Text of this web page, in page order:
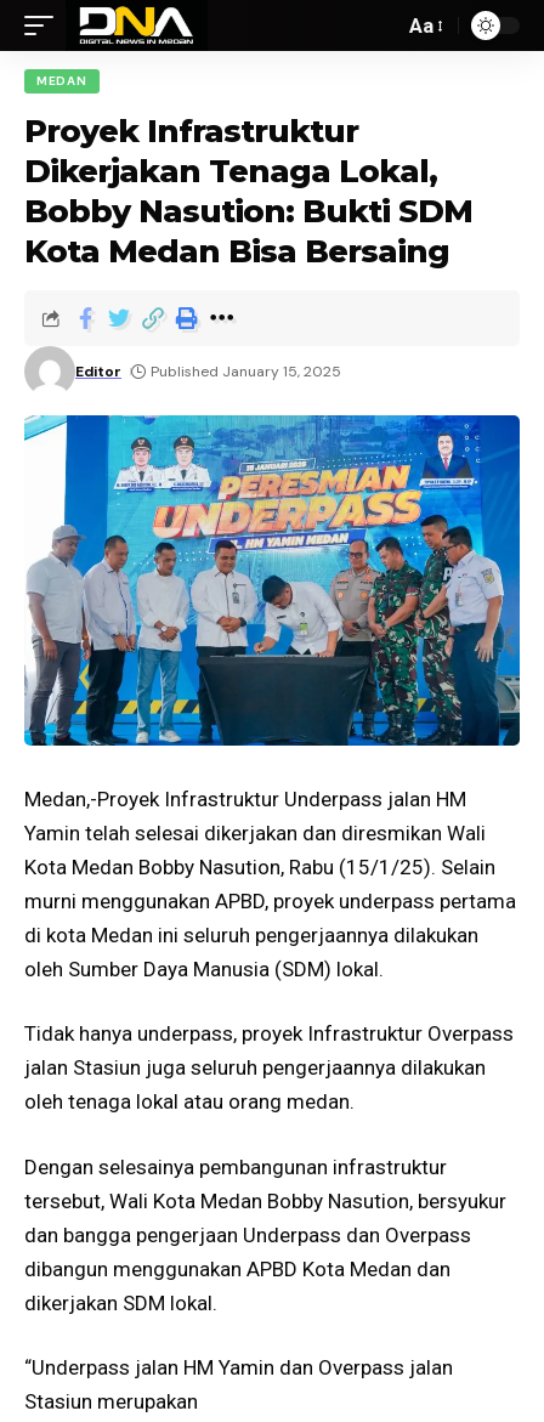
Aa
MEDAN
Proyek Infrastruktur
Dikerjakan Tenaga Lokal,
Bobby Nasution: Bukti SDM
Kota Medan Bisa Bersaing
Editor Published January 15, 2025
Medan,-Proyek Infrastruktur Underpass jalan HM
Yamin telah selesai dikerjakan dan diresmikan Wali
Kota Medan Bobby Nasution, Rabu (15/1/25). Selain
murni menggunakan APBD, proyek underpass pertama
di kota Medan ini seluruh pengerjaannya dilakukan
oleh Sumber Daya Manusia (SDM) lokal.
Tidak hanya underpass, proyek Infrastruktur Overpass
jalan Stasiun juga seluruh pengerjaannya dilakukan
oleh tenaga lokal atau orang medan.
Dengan selesainya pembangunan infrastruktur
tersebut, Wali Kota Medan Bobby Nasution, bersyukur
dan bangga pengerjaan Underpass dan Overpass
dibangun menggunakan APBD Kota Medan dan
dikerjakan SDM lokal.
“Underpass jalan HM Yamin dan Overpass jalan
Stasiun merupakan